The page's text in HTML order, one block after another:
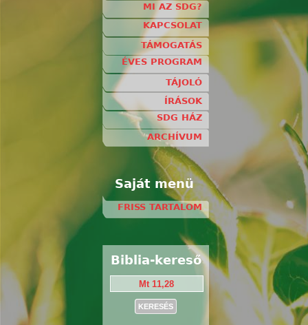
MI AZ SDG?
KAPCSOLAT
TÁMOGATÁS
ÉVES PROGRAM
TÁJOLÓ
ÍRÁSOK
SDG HÁZ
ARCHÍVUM
Saját menü
FRISS TARTALOM
Biblia-kereső